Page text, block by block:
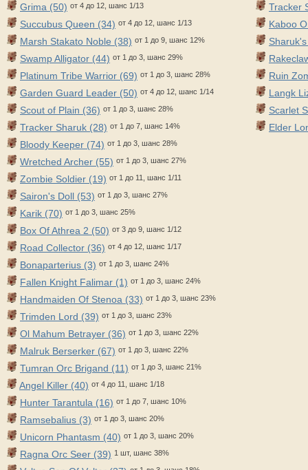
Grima (50) от 4 до 12, шанс 1/13
Succubus Queen (34) от 4 до 12, шанс 1/13
Marsh Stakato Noble (38) от 1 до 9, шанс 12%
Swamp Alligator (44) от 1 до 3, шанс 29%
Platinum Tribe Warrior (69) от 1 до 3, шанс 28%
Garden Guard Leader (50) от 4 до 12, шанс 1/14
Scout of Plain (36) от 1 до 3, шанс 28%
Tracker Sharuk (28) от 1 до 7, шанс 14%
Bloody Keeper (74) от 1 до 3, шанс 28%
Wretched Archer (55) от 1 до 3, шанс 27%
Zombie Soldier (19) от 1 до 11, шанс 1/11
Sairon's Doll (53) от 1 до 3, шанс 27%
Karik (70) от 1 до 3, шанс 25%
Box Of Athrea 2 (50) от 3 до 9, шанс 1/12
Road Collector (36) от 4 до 12, шанс 1/17
Bonaparterius (3) от 1 до 3, шанс 24%
Fallen Knight Falimar (1) от 1 до 3, шанс 24%
Handmaiden Of Stenoa (33) от 1 до 3, шанс 23%
Trimden Lord (39) от 1 до 3, шанс 23%
Ol Mahum Betrayer (36) от 1 до 3, шанс 22%
Malruk Berserker (67) от 1 до 3, шанс 22%
Tumran Orc Brigand (11) от 1 до 3, шанс 21%
Angel Killer (40) от 4 до 11, шанс 1/18
Hunter Tarantula (16) от 1 до 7, шанс 10%
Ramsebalius (3) от 1 до 3, шанс 20%
Unicorn Phantasm (40) от 1 до 3, шанс 20%
Ragna Orc Seer (39) 1 шт, шанс 38%
Tracker
Kaboo
Ruin
Langk
Scarlet
Elder